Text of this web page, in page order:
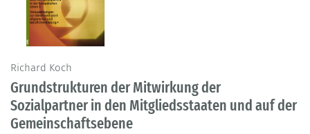
Richard Koch
Grundstrukturen der Mitwirkung der
Sozialpartner in den Mitgliedsstaaten und auf der
Gemeinschaftsebene